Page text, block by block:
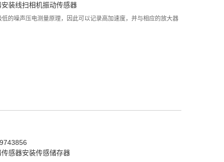
安装线扫相机振动传感器
的噪声压电测量原理，因此可以记录高加速度，并与相应的放大器
传感器安装传感储存器